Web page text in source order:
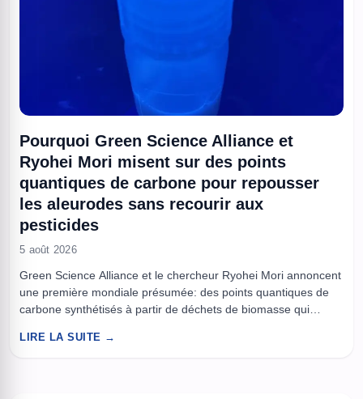
Pourquoi Green Science Alliance et
Ryohei Mori misent sur des points
quantiques de carbone pour repousser
les aleurodes sans recourir aux
pesticides
5 août 2026
Green Science Alliance et le chercheur Ryohei Mori annoncent
une première mondiale présumée: des points quantiques de
carbone synthétisés à partir de déchets de biomasse qui
nanoparticules proviennent de bois et de résidus alimentaires
LIRE LA SUITE →